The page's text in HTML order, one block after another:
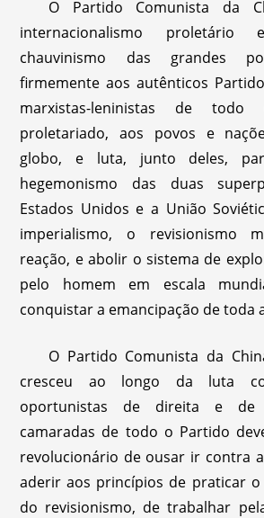
O Partido Comunista da
internacionalismo
chauvinismo das grandes
firmemente aos autênticos
marxistas-leninistas de
proletariado, aos povos e
globo, e luta, junto deles,
hegemonismo das duas
Estados Unidos e a União
imperialismo, o revisionismo
reação, e abolir o sistema de
pelo homem em escala
conquistar a emancipação de toda
O Partido Comunista da
cresceu ao longo da luta
oportunistas de direita e de
camaradas de todo o Partido
revolucionário de ousar ir contra
aderir aos princípios de praticar
do revisionismo, de trabalhar